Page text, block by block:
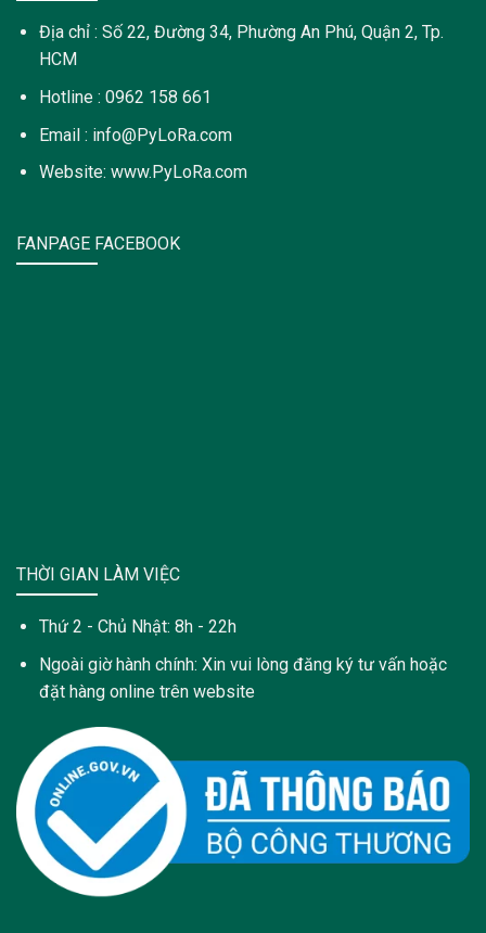
Địa chỉ : Số 22, Đường 34, Phường An Phú, Quận 2, Tp.
HCM
Hotline : 0962 158 661
Email : info@PyLoRa.com
Website: www.PyLoRa.com
FANPAGE FACEBOOK
THỜI GIAN LÀM VIỆC
Thứ 2 - Chủ Nhật: 8h - 22h
Ngoài giờ hành chính: Xin vui lòng đăng ký tư vấn hoặc
đặt hàng online trên website